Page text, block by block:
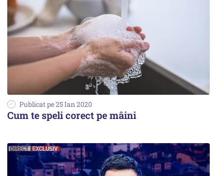
Publicat pe 25 Ian 2020
Cum te speli corect pe mâini